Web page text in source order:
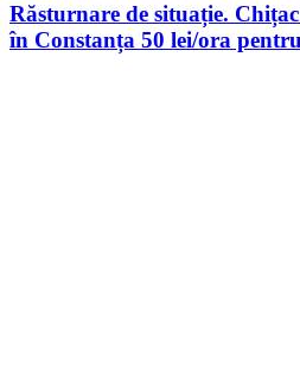
Răsturnare de situație.
în Constanța 50 lei/ora